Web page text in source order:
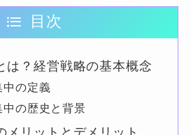
目次
は？経営戦略の基本概念
中の定義
中の歴史と背景